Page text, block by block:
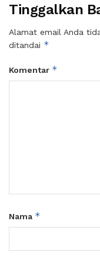
Tinggalkan
Alamat email Anda
ditandai *
Komentar *
Nama *